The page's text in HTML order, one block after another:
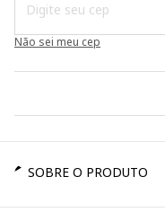
Não sei meu cep
SOBRE O PRODUTO